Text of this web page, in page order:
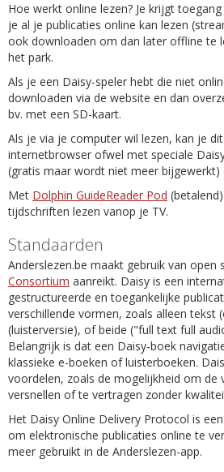
Hoe werkt online lezen? Je krijgt
je al je publicaties online kan lezen
ook downloaden om dan later offline te
het park.
Als je een Daisy-speler hebt die niet
downloaden via de website en dan
bv. met een SD-kaart.
Als je via je computer wil lezen, kan je
internetbrowser ofwel met speciale
(gratis maar wordt niet meer bijgewerkt)
Met Dolphin GuideReader Pod
tijdschriften lezen vanop je TV.
Standaarden
Anderslezen.be maakt gebruik van open
Consortium aanreikt. Daisy is een
gestructureerde en toegankelijke
verschillende vormen, zoals alleen tekst
(luisterversie), of beide ("full text full
Belangrijk is dat een Daisy-boek
klassieke e-boeken of luisterboeken.
voordelen, zoals de mogelijkheid om de
versnellen of te vertragen zonder
Het Daisy Online Delivery Protocol is
om elektronische publicaties online te
meer gebruikt in de Anderslezen-app.